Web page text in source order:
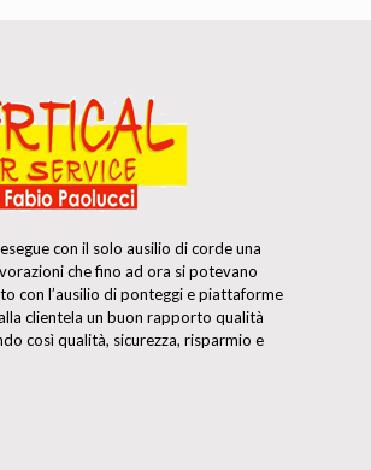
con il solo ausilio di corde una
che fino ad ora si potevano
con l’ausilio di ponteggi e piattaforme
clientela un buon rapporto qualità
così qualità, sicurezza, risparmio e